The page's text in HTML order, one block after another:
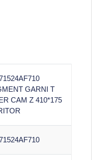
GARNI T
CAM Z 410*175